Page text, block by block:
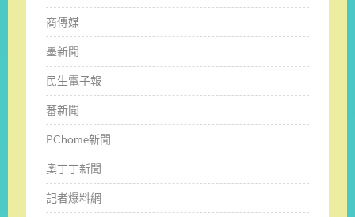
商傳媒
墨新聞
民生電子報
蕃新聞
PChome新聞
奧丁丁新聞
記者爆料網